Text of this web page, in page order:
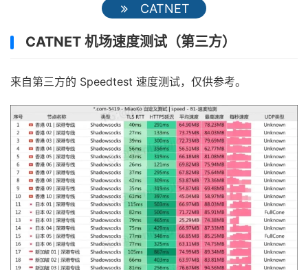
CATNET
CATNET 机场速度测试（第三方）
来自第三方的 Speedtest 速度测试，仅供参考。